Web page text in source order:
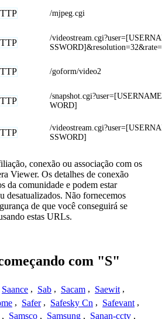
/mjpeg.cgi
/
/goform/video2
/
WORD]
/
SSWORD]
conexão ou associação com os
Viewer. Os detalhes de conexão
da comunidade e podem estar
desatualizados. Não fornecemos
de que você conseguirá se
estas URLs.
com "S"
Saance , Sab , Sacam , Saewit ,
, Safer , Safesky Cn , Safevant ,
, Samsco , Samsung , Sanan-cctv ,